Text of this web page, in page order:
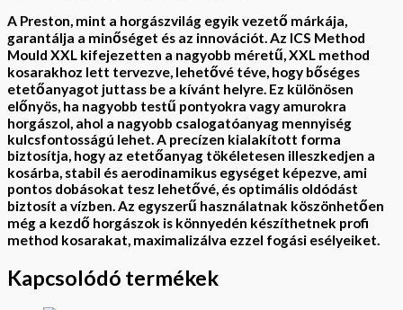
A Preston, mint a horgászvilág egyik vezető márkája,
garantálja a minőséget és az innovációt. Az ICS Method
Mould XXL kifejezetten a nagyobb méretű, XXL method
kosarakhoz lett tervezve, lehetővé téve, hogy bőséges
etetőanyagot juttass be a kívánt helyre. Ez különösen
előnyös, ha nagyobb testű pontyokra vagy amurokra
horgászol, ahol a nagyobb csalogatóanyag mennyiség
kulcsfontosságú lehet. A precízen kialakított forma
biztosítja, hogy az etetőanyag tökéletesen illeszkedjen a
kosárba, stabil és aerodinamikus egységet képezve, ami
pontos dobásokat tesz lehetővé, és optimális oldódást
biztosít a vízben. Az egyszerű használatnak köszönhetően
még a kezdő horgászok is könnyedén készíthetnek profi
method kosarakat, maximalizálva ezzel fogási esélyeiket.
Kapcsolódó termékek